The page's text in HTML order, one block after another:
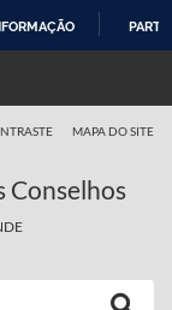
MAPA DO SITE
Conselhos